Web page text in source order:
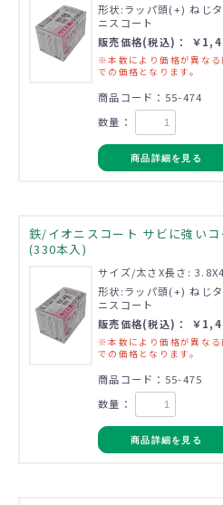
形状:ラッパ頭(+) ねじ
ニスコート
販売価格(税込)： ￥
※本数により価格が異な
での価格となります。
商品コード：55-474
数量：
商品詳細を見る
鉄/イオニスコート サビに強い
(330本入)
サイズ/太さX長さ:
形状:ラッパ頭(+) ねじ
ニスコート
販売価格(税込)： ￥
※本数により価格が異な
での価格となります。
商品コード：55-475
数量：
商品詳細を見る